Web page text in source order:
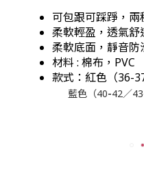
可包跟可踩踭，兩
柔軟輕盈，透氣舒
柔軟底面，靜音防
材料 : 棉布，PVC
款式：紅色（36-
藍色（40-42／43